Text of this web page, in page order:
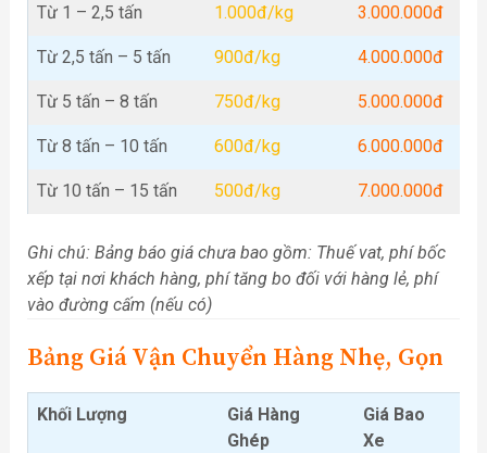
Từ 1 – 2,5 tấn 1.000đ/kg 3.000.000đ
Từ 2,5 tấn – 5 tấn 900đ/kg 4.000.000đ
Từ 5 tấn – 8 tấn 750đ/kg 5.000.000đ
Từ 8 tấn – 10 tấn 600đ/kg 6.000.000đ
Từ 10 tấn – 15 tấn 500đ/kg 7.000.000đ
Ghi chú: Bảng báo giá chưa bao gồm: Thuế vat, phí bốc
xếp tại nơi khách hàng, phí tăng bo đối với hàng lẻ, phí
vào đường cấm (nếu có)
Bảng Giá Vận Chuyển Hàng Nhẹ, Gọn
Khối Lượng
Giá Hàng
Ghép
Giá Bao
Xe